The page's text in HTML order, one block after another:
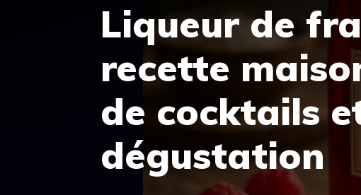
Liqueur de
recette
de cocktails
dégustation